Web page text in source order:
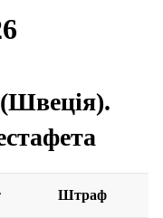
(Швеція).
Штраф